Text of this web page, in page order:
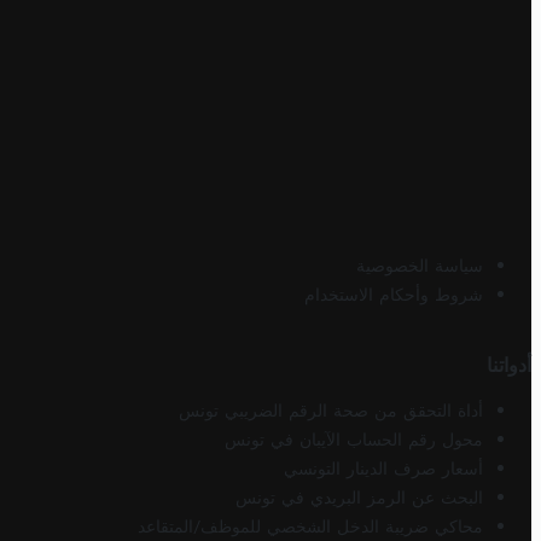
سياسة الخصوصية
شروط وأحكام الاستخدام
أدواتنا
أداة التحقق من صحة الرقم الضريبي تونس
محول رقم الحساب الآيبان في تونس
أسعار صرف الدينار التونسي
البحث عن الرمز البريدي في تونس
محاكي ضريبة الدخل الشخصي للموظف/المتقاعد